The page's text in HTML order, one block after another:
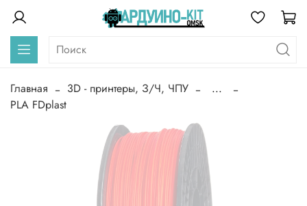
Главная 3D - принтеры, З/Ч, ЧПУ
...
PLA FDplast